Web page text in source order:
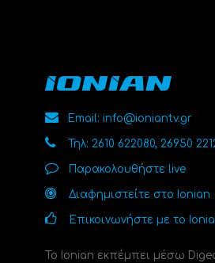
Email: info@ioniantv.gr
Τηλ: 2610 622080, 26950
Παρακολουθήστε live
Διαφημιστείτε στο Ionian
Επικοινωνήστε με το
Το Ionian εκπέμπει μέσω